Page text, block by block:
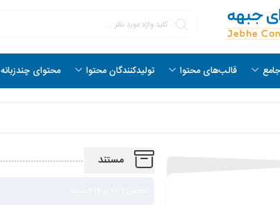
قالب‌های محتوا تولیدکنندگان محتوا محتوای چندزبانه
مستند